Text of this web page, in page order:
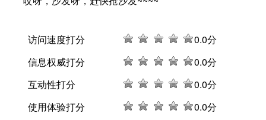
访问速度打分 0.0分
信息权威打分
0.0分
互动性打分
0.0分
使用体验打分
0.0分